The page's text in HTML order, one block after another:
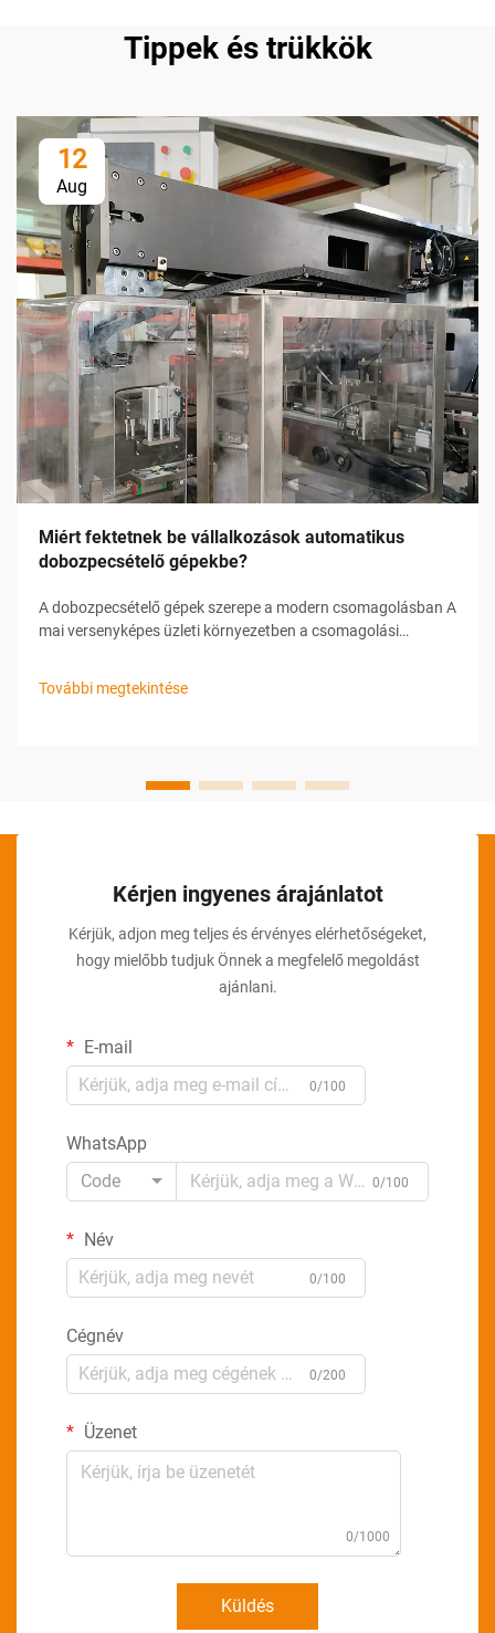
Tippek és trükkök
12
Aug
Miért fektetnek be vállalkozások automatikus
dobozpecsételő gépekbe?
A dobozpecsételő gépek szerepe a modern csomagolásban A
mai versenyképes üzleti környezetben a csomagolási
inkább elengedhetetlen megoldásként tűnik fel...
További megtekintése
Kérjen ingyenes árajánlatot
Kérjük, adjon meg teljes és érvényes elérhetőségeket,
hogy mielőbb tudjuk Önnek a megfelelő megoldást
ajánlani.
E-mail
0/100
WhatsApp
Code
0/100
Név
0/100
Cégnév
0/200
Üzenet
0/1000
Küldés